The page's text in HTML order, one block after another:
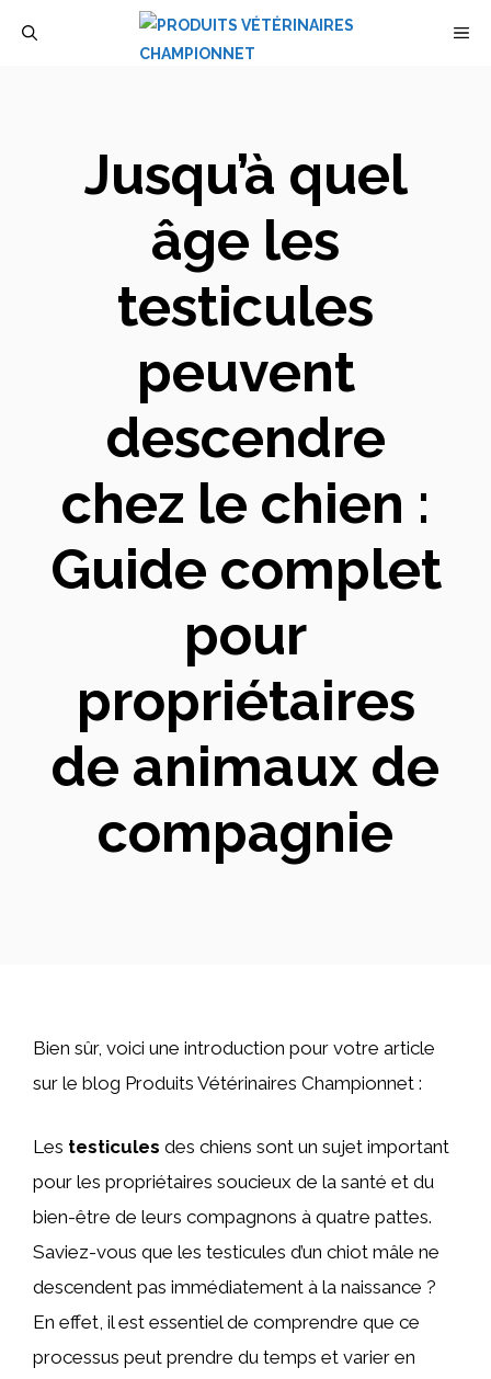
Jusqu’à quel
âge les
testicules
peuvent
descendre
chez le chien :
Guide complet
pour
propriétaires
de animaux de
compagnie
Bien sûr, voici une introduction pour votre article
sur le blog Produits Vétérinaires Championnet :
Les testicules des chiens sont un sujet important
pour les propriétaires soucieux de la santé et du
bien-être de leurs compagnons à quatre pattes.
Saviez-vous que les testicules d’un chiot mâle ne
descendent pas immédiatement à la naissance ?
En effet, il est essentiel de comprendre que ce
processus peut prendre du temps et varier en